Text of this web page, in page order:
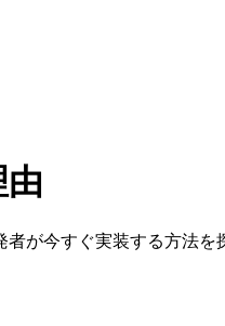
が今すぐ実装する方法を